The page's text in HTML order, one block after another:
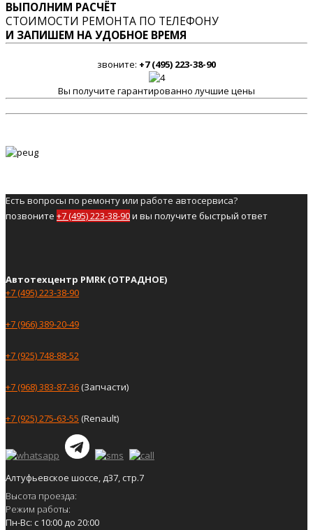
ВЫПОЛНИМ РАСЧЁТ
СТОИМОСТИ РЕМОНТА ПО ТЕЛЕФОНУ
И ЗАПИШЕМ НА УДОБНОЕ ВРЕМЯ
звоните: +7 (495) 223-38-90
Вы получите гарантированно лучшие цены
Есть вопросы по ремонту или работе автосервиса?
позвоните +7 (495) 223-38-90и вы получите быстрый ответ
Автотехцентр PMRK (ОТРАДНОЕ)
+7 (495) 223-38-90
+7 (966) 389-20-49
+7 (925) 748-88-52
+7 (968) 383-87-36(Запчасти)
+7 (925) 275-63-55 (Renault)
Алтуфьевское шоссе, д37, стр.7
Высота проезда:
Режим работы:
Пн-Вс: с 10:00 до 20:00